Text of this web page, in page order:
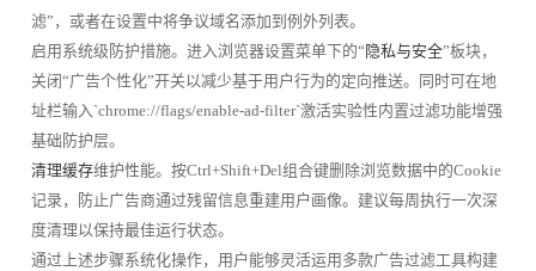
滤”，或者在设置中将争议域名添加到例外列表。
启用系统级防护措施。进入浏览器设置菜单下的“ 隐私与安全”板块，
关闭“广告个性化”开关以减少基于用户行为的定向推送。同时可在地
址栏输入`chrome://flags/enable-ad-filter`激活实验性内置过滤功能增强
基础防护层。
清理缓存维护性能。按Ctrl+Shift+Del组合键删除浏览数据中的Cookie
记录，防止广告商通过残留信息重建用户画像。建议每周执行一次深
度清理以保持最佳运行状态。
通过上述步骤系统化操作，用户能够灵活运用多款广告过滤工具构建